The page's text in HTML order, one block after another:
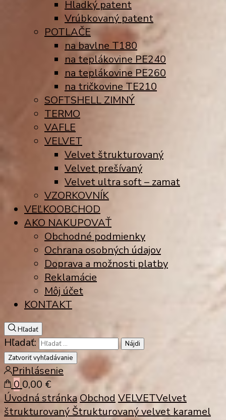
Hladký patent
Vrúbkovaný patent
POTLAČE
na bavlne T180
na teplákovine PE240
na teplákovine PE260
na tričkovine TE210
SOFTSHELL ZIMNÝ
TERMO
VAFLE
VELVET
Velvet štrukturovaný
Velvet prešívaný
Velvet ultra soft – zamat
VZORKOVNÍK
VEĽKOOBCHOD
AKO NAKUPOVAŤ
Obchodné podmienky
Ochrana osobných údajov
Doprava a možnosti platby
Reklamácie
Môj účet
KONTAKT
Hľadať
Hľadať:
Zatvoriť vyhľadávanie
Prihlásenie
0 0,00 €
Úvodná stránka Obchod VELVETVelvet
štrukturovaný Štrukturovaný velvet karamel